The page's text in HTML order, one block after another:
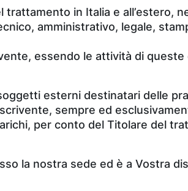
in Italia e all’estero,
amministrativo, legale,
essendo le attività di
esterni destinatari delle
sempre ed
per conto del Titolare del
la nostra sede ed è a Vostra